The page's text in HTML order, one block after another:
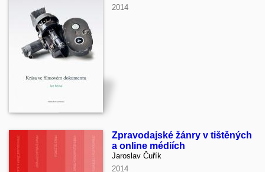
2014
Zpravodajské žánry v tištěných
a online médiích
Jaroslav Čuřík
2014